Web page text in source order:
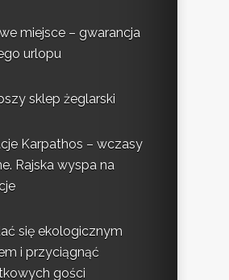
miejsce – gwarancja
urlopu
sklep żeglarski
Karpathos – wczasy
Rajska wyspa na
się ekologicznym
i przyciągnąć
gości